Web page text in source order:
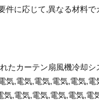
件に応じて,異なる材料
たカーテン扇風機冷却
気,電気,電気,電気,電気,電
,電気,電気,電気,電気,電